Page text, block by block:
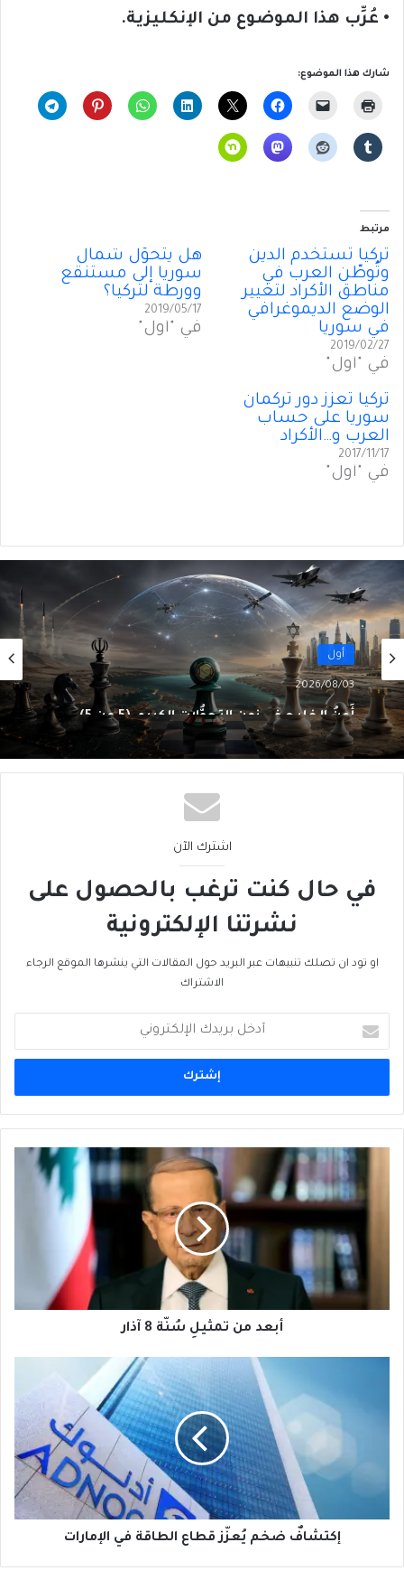
• عُرِّب هذا الموضوع من الإنكليزية.
شارك هذا الموضوع:
مرتبط
تركيا تستخدم الدين
وتُوطّن العرب في
مناطق الأكراد لتغيير
الوضع الديموغرافي
في سوريا
2019/02/27
في "أول"
هل يتحوّل شمال
سوريا إلى مستنقع
وورطة لتركيا؟
2019/05/17
في "أول"
تركيا تعزّز دور تركمان
سوريا على حساب
العرب و…الأكراد
2017/11/17
في "أول"
أول
2026/08/03
أَمنُ الخليج في زمنِ التحوُّلات الكبرى (5 من 5)
اشترك الآن
في حال كنت ترغب بالحصول على
نشرتنا الإلكترونية
او تود ان تصلك تنبيهات عبر البريد حول المقالات التي ينشرها الموقع الرجاء
الاشتراك
بريدك
الإلكتروني
أبعد من تمثيلِ سُنّة 8 آذار
إكتشافٌ ضخم يُعزّز قطاع الطاقة في الإمارات